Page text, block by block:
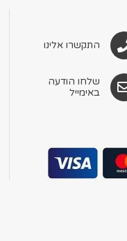
התקשרו אלינו
שלחו הודעה
באימייל